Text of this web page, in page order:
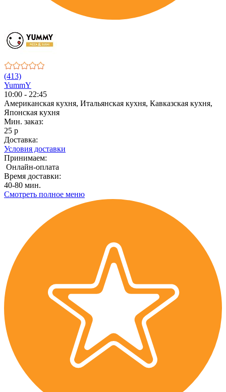
(413)
YummY
10:00 - 22:45
Американская кухня, Итальянская кухня, Кавказская кухня,
Японская кухня
Мин. заказ:
25 р
Доставка:
Условия доставки
Принимаем:
Онлайн-оплата
Время доставки:
40-80 мин.
Смотреть полное меню